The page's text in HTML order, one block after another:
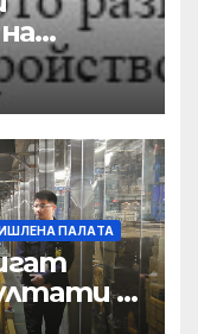
се
ПАЛAТА
в